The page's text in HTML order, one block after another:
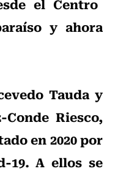
y ahora
Tauda y
Riesco,
en 2020 por
19. A ellos se